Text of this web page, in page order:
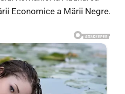
Economice a Mării Negre.